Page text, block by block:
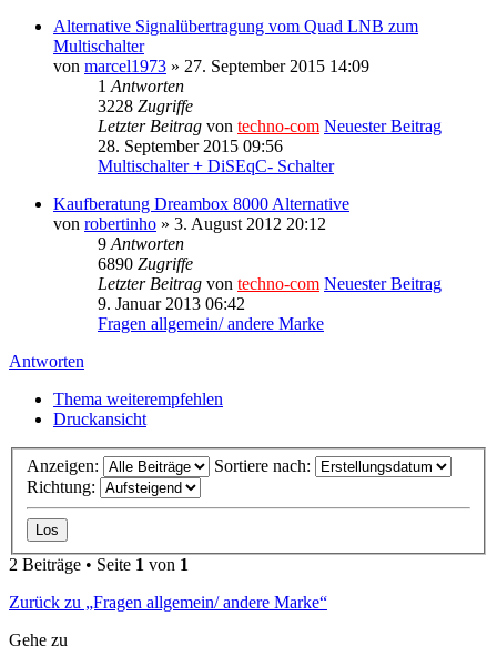
Alternative Signalübertragung vom Quad LNB zum
Multischalter
von marcel1973 » 27. September 2015 14:09
1 Antworten
3228 Zugriffe
Letzter Beitrag von techno-com Neuester Beitrag
28. September 2015 09:56
Multischalter + DiSEqC- Schalter
Kaufberatung Dreambox 8000 Alternative
von robertinho » 3. August 2012 20:12
9 Antworten
6890 Zugriffe
Letzter Beitrag von techno-com Neuester Beitrag
9. Januar 2013 06:42
Fragen allgemein/ andere Marke
Antworten
Thema weiterempfehlen
Druckansicht
Anzeigen:
Sortiere nach:
Richtung:
2 Beiträge • Seite 1 von 1
Zurück zu „Fragen allgemein/ andere Marke“
Gehe zu